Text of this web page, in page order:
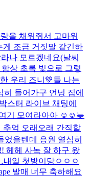
을 채워줘서 고마워
조금 거짓말 같긴하
나 모르겠네요(날씨
상 초록 빛으로 그렇
우리 즈니💚들 나는
들어가구 언넝 집에
스터 라이브 채팅에
기 모여라아아 ☺️☺️ 늦
추억 오래오래 간직할
을텐데 응원 열심히
헤헤 사녹 잘 하구 왔
내일 첫방이당ㅇㅇㅇ
발매 너무 축하해요